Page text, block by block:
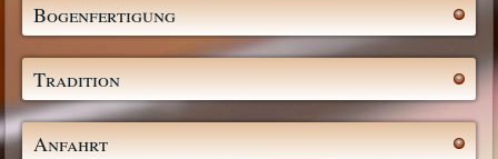
Bogenfertigung
Tradition
Anfahrt